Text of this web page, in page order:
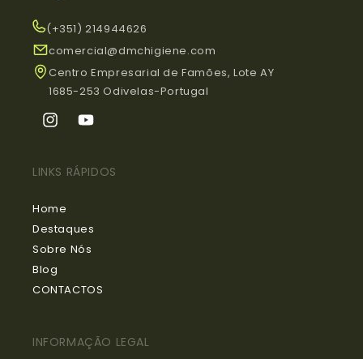
(+351) 214944626
comercial@dmchigiene.com
Centro Empresarial de Famões, Lote AY
1685-253 Odivelas-Portugal
InstagramYouTube
LINKS RÁPIDOS
Home
Destaques
Sobre Nós
Blog
CONTACTOS
INFORMAÇÃO LEGAL